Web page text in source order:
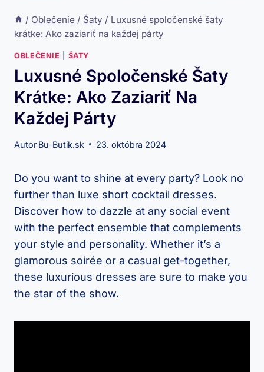
/ Oblečenie / Šaty / Luxusné spoločenské šaty
krátke: Ako zaziariť na každej párty
OBLEČENIE ŠATY
Luxusné Spoločenské Šaty
Krátke: Ako Zaziariť Na
Každej Párty
Autor Bu-Butik.sk 23. októbra 2024
Do you want to shine at every party? Look no
further than luxe short cocktail dresses.
Discover how to dazzle at any social event
with the perfect ensemble that complements
your style and personality. Whether it’s a
glamorous soirée or a casual get-together,
these luxurious dresses are sure to make you
the star of the show.